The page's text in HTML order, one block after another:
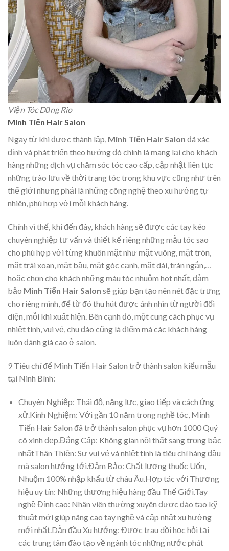
Viện Tóc Dũng Rio
Minh Tiến Hair Salon
Ngay từ khi được thành lập, Minh Tiến Hair Salon đã xác
định và phát triển theo hướng đó chính là mang lại cho khách
hàng những dịch vụ chăm sóc tóc cao cấp, cập nhật liên tục
những trào lưu về thời trang tóc trong khu vực cũng như trên
thế giới nhưng phải là những công nghệ theo xu hướng tự
nhiên, phù hợp với mỗi khách hàng.
Chính vì thế, khi đến đây, khách hàng sẽ được các tay kéo
chuyên nghiệp tư vấn và thiết kế riêng những mẫu tóc sao
cho phù hợp với từng khuôn mặt như mặt vuông, mặt tròn,
mặt trái xoan, mặt bầu, mặt góc cạnh, mặt dài, trán ngắn,…
hoặc chọn cho khách những màu tóc nhuộm hot nhất, đảm
bảo Minh Tiến Hair Salon sẽ giúp bạn tạo nên nét đặc trưng
cho riêng mình, để từ đó thu hút được ánh nhìn từ người đối
diện, mỗi khi xuất hiện. Bên cạnh đó, một cung cách phục vụ
nhiệt tình, vui vẻ, chu đáo cũng là điểm mà các khách hàng
luôn đánh giá cao ở salon.
9 Tiêu chí để Minh Tiến Hair Salon trở thành salon kiểu mẫu
tại Ninh Bình:
Chuyên Nghiệp: Thái độ, năng lực, giao tiếp và cách ứng
xử.Kinh Nghiệm: Với gần 10 năm trong nghề tóc, Minh
Tiến Hair Salon đã trở thành salon phục vụ hơn 1000 Quý
cô xinh đẹp.Đẳng Cấp: Không gian nội thất sang trọng bậc
nhấtThân Thiện: Sự vui vẻ và nhiệt tình là tiêu chí hàng đầu
mà salon hướng tới.Đảm Bảo: Chất lượng thuốc Uốn,
Nhuộm 100% nhập khẩu từ châu Âu.Hợp tác với Thương
hiệu uy tín: Những thương hiệu hàng đầu Thế Giới.Tay
nghề Đỉnh cao: Nhân viên thường xuyên được đào tạo kỹ
thuật mới giúp nâng cao tay nghề và cập nhật xu hướng
mới nhất.Dẫn đầu Xu hướng: Được trau dồi học hỏi tại
các trung tâm đào tạo về ngành tóc những nước phát